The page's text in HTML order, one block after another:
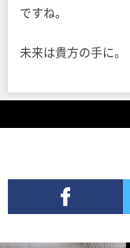
ですね。
未来は貴方の手に。